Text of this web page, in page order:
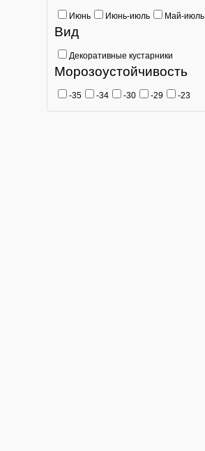
Июнь Июнь-июль Май-июль
Вид
Декоративные кустарники
Морозоустойчивость
-35 -34 -30 -29 -23